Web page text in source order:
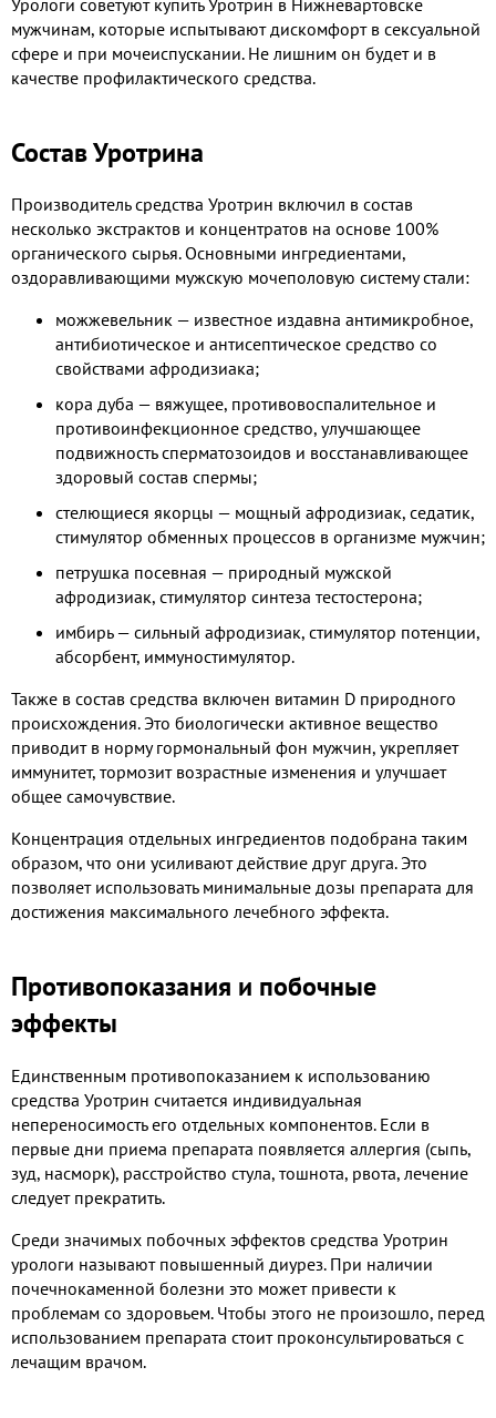
мужчинам, которые испытывают дискомфорт в сексуальной
сфере и при мочеиспускании. Не лишним он будет и в
качестве профилактического средства.
Состав Уротрина
Производитель средства Уротрин включил в состав
несколько экстрактов и концентратов на основе 100%
органического сырья. Основными ингредиентами,
оздоравливающими мужскую мочеполовую систему стали:
можжевельник — известное издавна антимикробное,
антибиотическое и антисептическое средство со
свойствами афродизиака;
кора дуба — вяжущее, противовоспалительное и
противоинфекционное средство, улучшающее
подвижность сперматозоидов и восстанавливающее
здоровый состав спермы;
стелющиеся якорцы — мощный афродизиак, седатик,
стимулятор обменных процессов в организме мужчин;
петрушка посевная — природный мужской
афродизиак, стимулятор синтеза тестостерона;
имбирь — сильный афродизиак, стимулятор потенции,
абсорбент, иммуностимулятор.
Также в состав средства включен витамин D природного
происхождения. Это биологически активное вещество
приводит в норму гормональный фон мужчин, укрепляет
иммунитет, тормозит возрастные изменения и улучшает
общее самочувствие.
Концентрация отдельных ингредиентов подобрана таким
образом, что они усиливают действие друг друга. Это
позволяет использовать минимальные дозы препарата для
достижения максимального лечебного эффекта.
Противопоказания и побочные
эффекты
Единственным противопоказанием к использованию
средства Уротрин считается индивидуальная
непереносимость его отдельных компонентов. Если в
первые дни приема препарата появляется аллергия (сыпь,
зуд, насморк), расстройство стула, тошнота, рвота, лечение
следует прекратить.
Среди значимых побочных эффектов средства Уротрин
урологи называют повышенный диурез. При наличии
почечнокаменной болезни это может привести к
проблемам со здоровьем. Чтобы этого не произошло, перед
использованием препарата стоит проконсультироваться с
лечащим врачом.